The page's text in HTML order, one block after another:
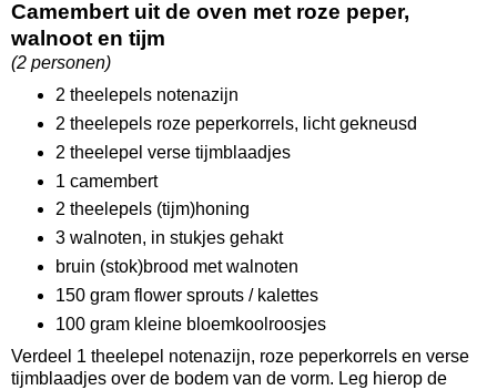
Camembert uit de oven met roze peper,
walnoot en tijm
(2 personen)
2 theelepels notenazijn
2 theelepels roze peperkorrels, licht gekneusd
2 theelepel verse tijmblaadjes
1 camembert
2 theelepels (tijm)honing
3 walnoten, in stukjes gehakt
bruin (stok)brood met walnoten
150 gram flower sprouts / kalettes
100 gram kleine bloemkoolroosjes
Verdeel 1 theelepel notenazijn, roze peperkorrels en verse
tijmblaadjes over de bodem van de vorm. Leg hierop de